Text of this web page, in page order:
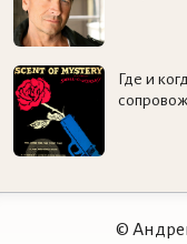
Где и
©